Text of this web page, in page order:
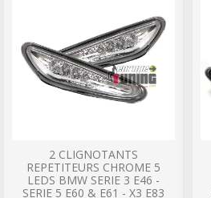
2 CLIGNOTANTS
REPETITEURS CHROME 5
LEDS BMW SERIE 3 E46 -
SERIE 5 E60 & E61 - X3 E83